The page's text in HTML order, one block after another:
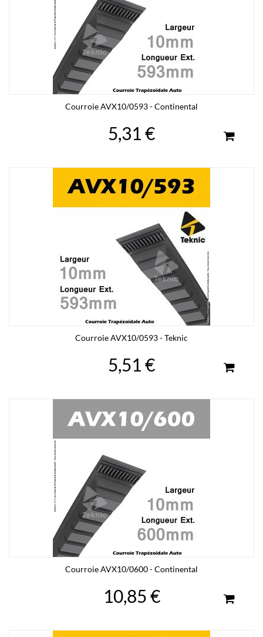
Courroie AVX10/0593 - Continental
5,31 €
Courroie AVX10/0593 - Teknic
5,51 €
Courroie AVX10/0600 - Continental
10,85 €